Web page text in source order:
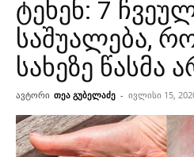
ტეხენ: 7
საშუალება,
სახეზე წასმა
ავტორი თეა გუბელაძე - ივლისი 15,